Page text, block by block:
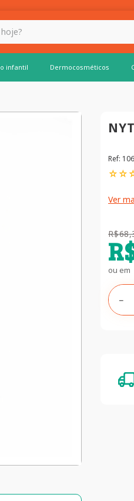
infantil Dermocosméticos
Ref:
☆☆
Ver
R$68,
ou em
－